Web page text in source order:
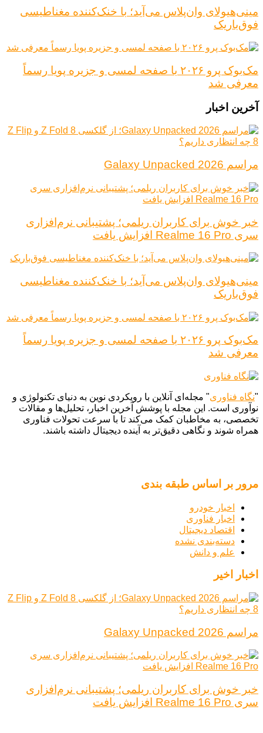
مینی‌هیولای وان‌پلاس می‌آید؛ با خنک‌کننده مغناطیسی
فوق‌باریک
مک‌بوک پرو ۲۰۲۶ با صفحه لمسی و جزیره پویا رسماً
معرفی شد
آخرین اخبار
مراسم Galaxy Unpacked 2026
خبر خوش برای کاربران ریلمی؛ پشتیبانی نرم‌افزاری
سری Realme 16 Pro افزایش یافت
مینی‌هیولای وان‌پلاس می‌آید؛ با خنک‌کننده مغناطیسی
فوق‌باریک
مک‌بوک پرو ۲۰۲۶ با صفحه لمسی و جزیره پویا رسماً
معرفی شد
"نگاه فناوری" مجله‌ای آنلاین با رویکردی نوین به دنیای تکنولوژی و
نوآوری است. این مجله با پوشش آخرین اخبار، تحلیل‌ها و مقالات
تخصصی، به مخاطبان کمک می‌کند تا با سرعت تحولات فناوری
همراه شوند و نگاهی دقیق‌تر به آینده دیجیتال داشته باشند.
مرور بر اساس طبقه بندی
اخبار خودرو
اخبار فناوری
اقتصاد دیجیتال
دسته‌بندی نشده
علم و دانش
اخبار اخیر
مراسم Galaxy Unpacked 2026
خبر خوش برای کاربران ریلمی؛ پشتیبانی نرم‌افزاری
سری Realme 16 Pro افزایش یافت